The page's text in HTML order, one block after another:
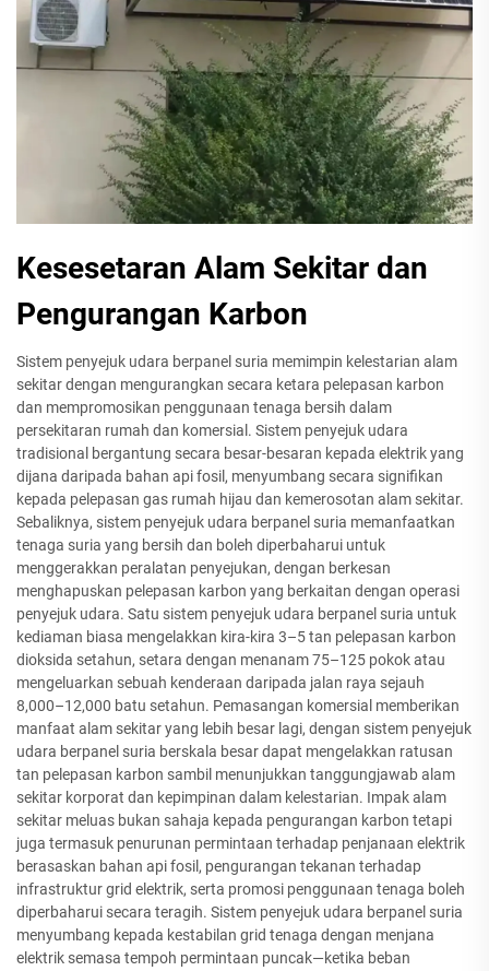
Kesesetaran Alam Sekitar dan
Pengurangan Karbon
Sistem penyejuk udara berpanel suria memimpin kelestarian alam
sekitar dengan mengurangkan secara ketara pelepasan karbon
dan mempromosikan penggunaan tenaga bersih dalam
persekitaran rumah dan komersial. Sistem penyejuk udara
tradisional bergantung secara besar-besaran kepada elektrik yang
dijana daripada bahan api fosil, menyumbang secara signifikan
kepada pelepasan gas rumah hijau dan kemerosotan alam sekitar.
Sebaliknya, sistem penyejuk udara berpanel suria memanfaatkan
tenaga suria yang bersih dan boleh diperbaharui untuk
menggerakkan peralatan penyejukan, dengan berkesan
menghapuskan pelepasan karbon yang berkaitan dengan operasi
penyejuk udara. Satu sistem penyejuk udara berpanel suria untuk
kediaman biasa mengelakkan kira-kira 3–5 tan pelepasan karbon
dioksida setahun, setara dengan menanam 75–125 pokok atau
mengeluarkan sebuah kenderaan daripada jalan raya sejauh
8,000–12,000 batu setahun. Pemasangan komersial memberikan
manfaat alam sekitar yang lebih besar lagi, dengan sistem penyejuk
udara berpanel suria berskala besar dapat mengelakkan ratusan
tan pelepasan karbon sambil menunjukkan tanggungjawab alam
sekitar korporat dan kepimpinan dalam kelestarian. Impak alam
sekitar meluas bukan sahaja kepada pengurangan karbon tetapi
juga termasuk penurunan permintaan terhadap penjanaan elektrik
berasaskan bahan api fosil, pengurangan tekanan terhadap
infrastruktur grid elektrik, serta promosi penggunaan tenaga boleh
diperbaharui secara teragih. Sistem penyejuk udara berpanel suria
menyumbang kepada kestabilan grid tenaga dengan menjana
elektrik semasa tempoh permintaan puncak—ketika beban